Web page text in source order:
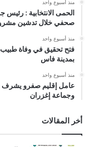
منذ أسبوع واحد
الحمى الانتخابية :
صحفي خلال تدشين
منذ أسبوع واحد
فتح تحقيق في وفاة
بمدينة فاس
منذ أسبوع واحد
عامل إقليم صفرو يشرف
وجماعة إغزران
أخر المقالات